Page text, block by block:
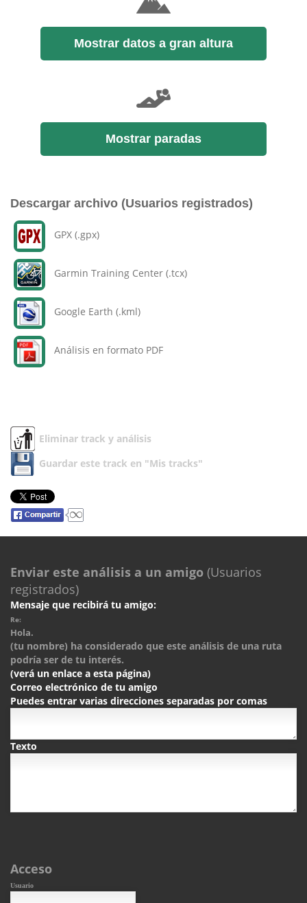
Mostrar datos a gran altura
Mostrar paradas
Descargar archivo (Usuarios registrados)
GPX (.gpx)
Garmin Training Center (.tcx)
Google Earth (.kml)
Análisis en formato PDF
Eliminar track y análisis
Guardar este track en "Mis tracks"
Enviar este análisis a un amigo (Usuarios
registrados)
Mensaje que recibirá tu amigo:
Re:
Hola.
(tu nombre) ha considerado que este análisis de una ruta
podría ser de tu interés.
(verá un enlace a esta página)
Correo electrónico de tu amigo
Puedes entrar varias direcciones separadas por comas
Texto
Acceso
Usuario